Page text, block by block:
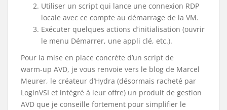
Utiliser un script qui lance une connexion RDP
locale avec ce compte au démarrage de la VM.
Exécuter quelques actions d’initialisation (ouvrir
le menu Démarrer, une appli clé, etc.).
Pour la mise en place concrète d’un script de
warm‑up AVD, je vous renvoie vers le blog de Marcel
Meurer, le créateur d’Hydra (désormais racheté par
LoginVSI et intégré à leur offre) un produit de gestion
AVD que je conseille fortement pour simplifier le